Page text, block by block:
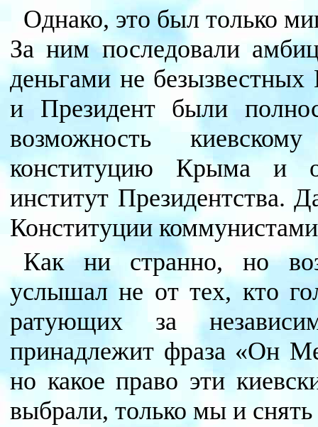
Однако, это был только
За ним последовали
деньгами не
и Президент были
возможность
конституцию Крыма и
институт Президентства.
Конституции
Как ни странно, но
услышал не от тех, кто
ратующих за
принадлежит фраза «Он
но какое право эти
выбрали, только мы и